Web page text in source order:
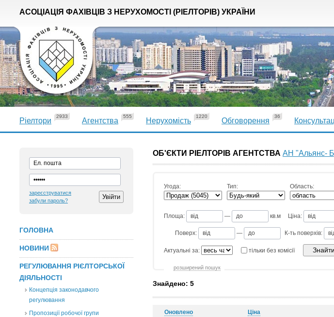
АСОЦІАЦІЯ ФАХІВЦІВ З НЕРУХОМОСТІ (РІЕЛТОРІВ) УКРАЇНИ
Ріелтори
2933
Агентства
555
Нерухомість
1220
Обговорення
36
зареєструватися
забули пароль?
ГОЛОВНА
НОВИНИ
РЕГУЛЮВАННЯ РІЄЛТОРСЬКОЇ
ДІЯЛЬНОСТІ
Концепція законодавчого
регулювання
Пропозиції робочої групи
ОБ'ЄКТИ РІЕЛТОРІВ АГЕНТСТВА АН "Альянс-
Угода: Тип: Область:
Площа: — кв.м Ціна:
Поверх: — К-ть поверхів:
Актуальні за: тільки без комісії
розширений пошук
Знайдено: 5
Оновлено Ціна